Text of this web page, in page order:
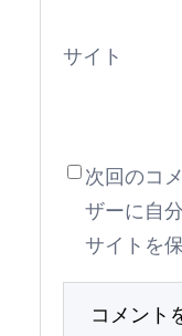
サイト
次回のコ
ザーに自
サイトを